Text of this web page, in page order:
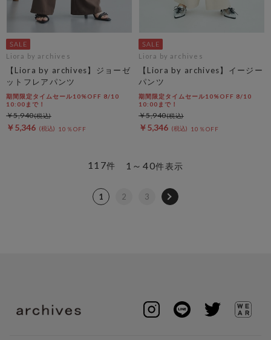
Liora by archives
【Liora by archives】ジョーゼ
ットフレアパンツ
期間限定タイムセール10%OFF 8/10
10:00まで！
￥5,346 10％OFF
￥5,940
Liora by archives
【Liora by archives】イージー
パンツ
期間限定タイムセール10%OFF 8/10
10:00まで！
￥5,346 10％OFF
￥5,940
1～40件表示
117件
1 2 3